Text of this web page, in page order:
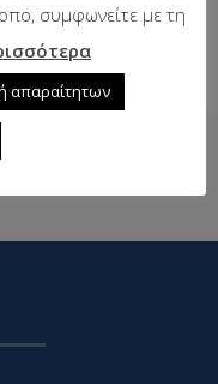
συμφωνείτε με τη
απαραίτητων